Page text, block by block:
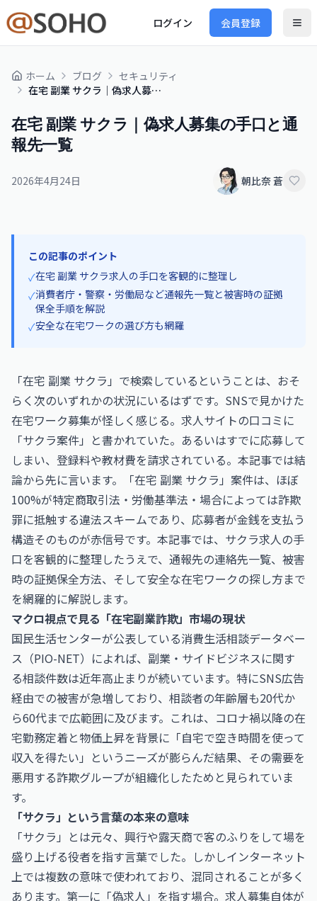
ログイン 会員登録
ホーム ブログ
セキュリティ
在宅 副業 サクラ｜偽求人募集の手口と通報先一覧
在宅 副業 サクラ｜偽求人募集の手口と通
報先一覧
2026年4月24日 朝比奈 蒼
この記事のポイント
✓在宅 副業 サクラ求人の手口を客観的に整理し
✓消費者庁・警察・労働局など通報先一覧と被害時の証拠
保全手順を解説
✓安全な在宅ワークの選び方も網羅
「在宅 副業 サクラ」で検索しているということは、おそ
らく次のいずれかの状況にいるはずです。SNSで見かけた
在宅ワーク募集が怪しく感じる。求人サイトの口コミに
「サクラ案件」と書かれていた。あるいはすでに応募して
しまい、登録料や教材費を請求されている。本記事では結
論から先に言います。「在宅 副業 サクラ」案件は、ほぼ
100%が特定商取引法・労働基準法・場合によっては詐欺
罪に抵触する違法スキームであり、応募者が金銭を支払う
構造そのものが赤信号です。本記事では、サクラ求人の手
口を客観的に整理したうえで、通報先の連絡先一覧、被害
時の証拠保全方法、そして安全な在宅ワークの探し方まで
を網羅的に解説します。
マクロ視点で見る「在宅副業詐欺」市場の現状
国民生活センターが公表している消費生活相談データベー
ス（PIO-NET）によれば、副業・サイドビジネスに関す
る相談件数は近年高止まりが続いています。特にSNS広告
経由での被害が急増しており、相談者の年齢層も20代か
ら60代まで広範囲に及びます。これは、コロナ禍以降の在
宅勤務定着と物価上昇を背景に「自宅で空き時間を使って
収入を得たい」というニーズが膨らんだ結果、その需要を
悪用する詐欺グループが組織化したためと見られていま
す。
「サクラ」という言葉の本来の意味
「サクラ」とは元々、興行や露天商で客のふりをして場を
盛り上げる役者を指す言葉でした。しかしインターネット
上では複数の意味で使われており、混同されることが多く
あります。第一に「偽求人」を指す場合。求人募集自体が